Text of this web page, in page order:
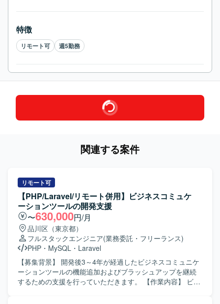
特徴
リモート可 週5勤務
関連する案件
リモート可
【PHP/Laravel/リモート併用】ビジネスコミュケ
ーションツールの開発支援
〜630,000円/月
品川区（東京都）
フルスタックエンジニア(業務委託・フリーランス)
PHP ・ MySQL ・ Laravel
【募集背景】 開発後3～4年が経過したビジネスコミュニケ
ーションツールの機能追加およびブラッシュアップを継続
するための支援を行っていただきます。 【作業内容】 ビジ